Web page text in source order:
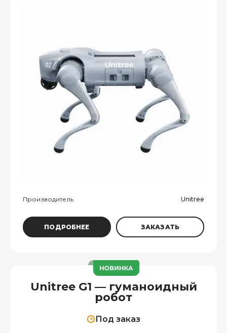
Производитель Unitree
ПОДРОБНЕЕ ЗАКАЗАТЬ
Unitree G1 — гуманоидный
робот
Под заказ